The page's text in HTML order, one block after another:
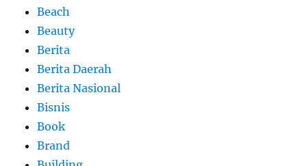
Beach
Beauty
Berita
Berita Daerah
Berita Nasional
Bisnis
Book
Brand